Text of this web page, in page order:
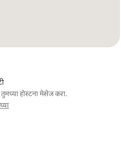
होस्टना मेसेज करा.